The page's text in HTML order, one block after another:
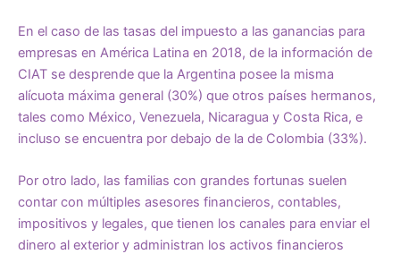
En el caso de las tasas del impuesto a las ganancias para
empresas en América Latina en 2018, de la información de
CIAT se desprende que la Argentina posee la misma
alícuota máxima general (30%) que otros países hermanos,
tales como México, Venezuela, Nicaragua y Costa Rica, e
incluso se encuentra por debajo de la de Colombia (33%).
Por otro lado, las familias con grandes fortunas suelen
contar con múltiples asesores financieros, contables,
impositivos y legales, que tienen los canales para enviar el
dinero al exterior y administran los activos financieros